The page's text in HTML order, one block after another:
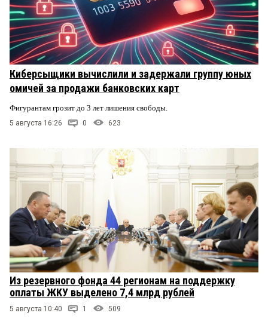
Киберсыщики вычислили и задержали группу юных
омичей за продажи банковских карт
Фигурантам грозит до 3 лет лишения свободы.
5 августа 16:26 0 623
Из резервного фонда 44 регионам на поддержку
оплаты ЖКУ выделено 7,4 млрд рублей
5 августа 10:40 1 509